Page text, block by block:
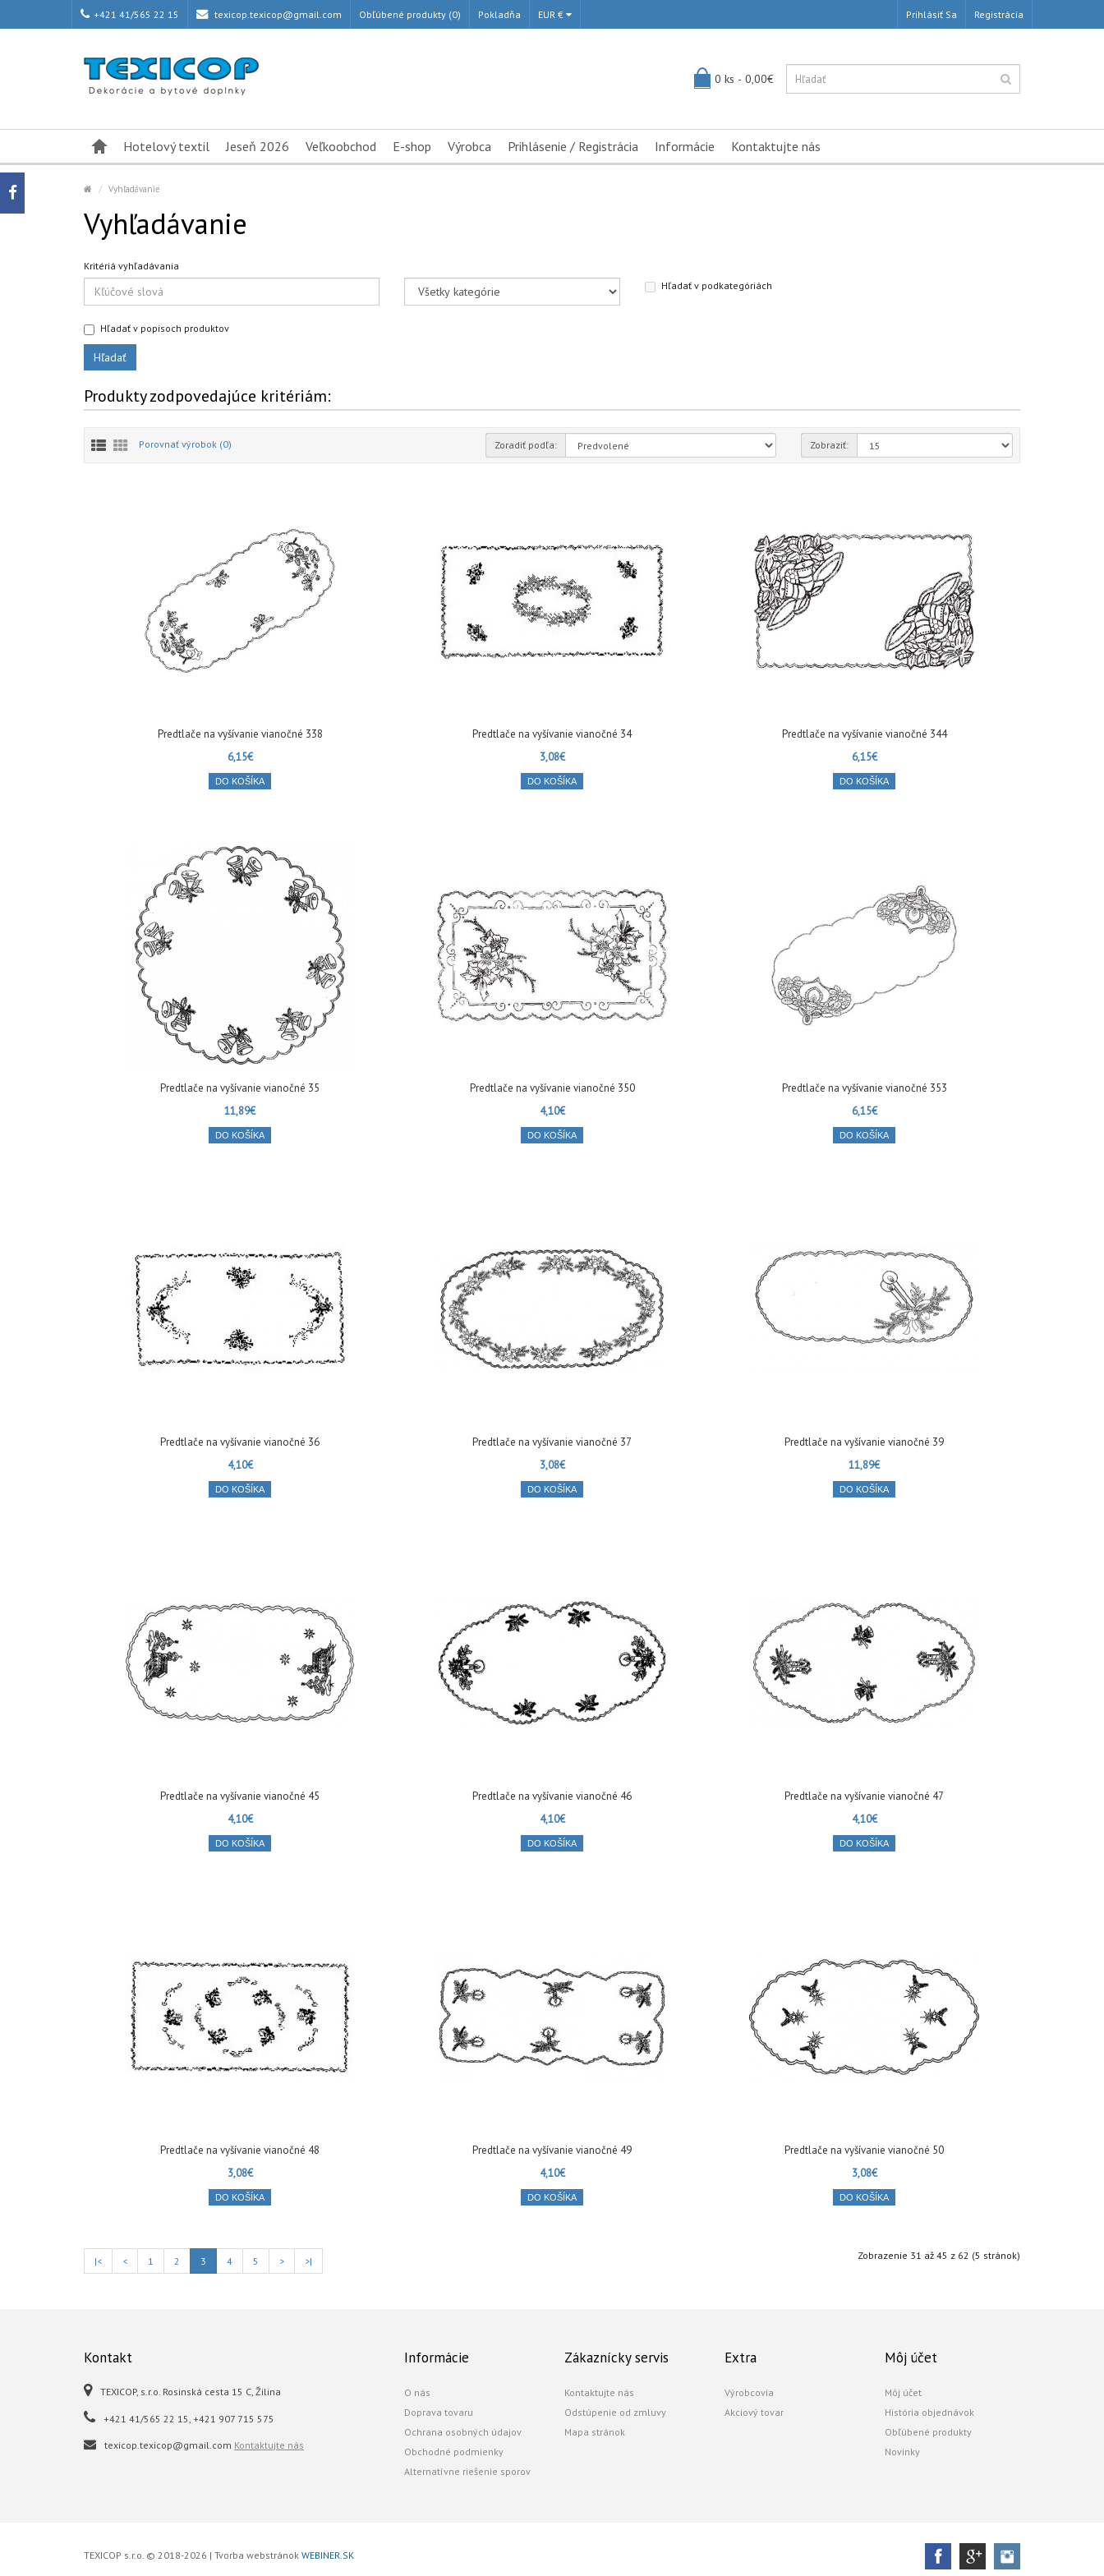
+421 41/565 22 15 texicop.texicop@gmail.com Obľúbené produkty (0) Pokladňa EUR € Prihlásiť Sa Registrácia
0 ks - 0,00€
Hotelový textil Jeseň 2026 Veľkoobchod E-shop Výrobca Prihlásenie / Registrácia Informácie Kontaktujte nás
Vyhľadávanie
Vyhľadávanie
Kritériá vyhľadávania
Hľadať v podkategóriách
Hľadať v popisoch produktov
Produkty zodpovedajúce kritériám:
Porovnať výrobok (0) Zoradiť podľa: Zobraziť:
Predtlače na vyšívanie vianočné 338
6,15€
DO KOŠÍKA
Predtlače na vyšívanie vianočné 34
3,08€
DO KOŠÍKA
Predtlače na vyšívanie vianočné 344
6,15€
DO KOŠÍKA
Predtlače na vyšívanie vianočné 35
11,89€
DO KOŠÍKA
Predtlače na vyšívanie vianočné 350
4,10€
DO KOŠÍKA
Predtlače na vyšívanie vianočné 353
6,15€
DO KOŠÍKA
Predtlače na vyšívanie vianočné 36
4,10€
DO KOŠÍKA
Predtlače na vyšívanie vianočné 37
3,08€
DO KOŠÍKA
Predtlače na vyšívanie vianočné 39
11,89€
DO KOŠÍKA
Predtlače na vyšívanie vianočné 45
4,10€
DO KOŠÍKA
Predtlače na vyšívanie vianočné 46
4,10€
DO KOŠÍKA
Predtlače na vyšívanie vianočné 47
4,10€
DO KOŠÍKA
Predtlače na vyšívanie vianočné 48
3,08€
DO KOŠÍKA
Predtlače na vyšívanie vianočné 49
4,10€
DO KOŠÍKA
Predtlače na vyšívanie vianočné 50
3,08€
DO KOŠÍKA
|< < 1 2 3 4 5 > >| Zobrazenie 31 až 45 z 62 (5 stránok)
Kontakt
TEXICOP, s.r.o. Rosinská cesta 15 C, Žilina
+421 41/565 22 15, +421 907 715 575
texicop.texicop@gmail.com Kontaktujte nás
Informácie
O nás
Doprava tovaru
Ochrana osobných údajov
Obchodné podmienky
Alternatívne riešenie sporov
Zákaznícky servis
Kontaktujte nás
Odstúpenie od zmluvy
Mapa stránok
Extra
Výrobcovia
Akciový tovar
Môj účet
Môj účet
História objednávok
Obľúbené produkty
Novinky
TEXICOP s.r.o. © 2018-2026 | Tvorba webstránok WEBINER.SK